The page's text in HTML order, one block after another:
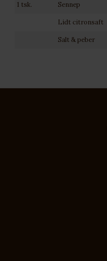
1 tsk. Sennep
Lidt citronsaft
Salt & peber